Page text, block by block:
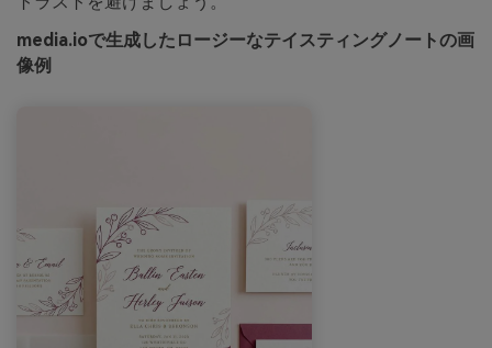
media.ioで生成したロージーなテイスティングノートの画
像例